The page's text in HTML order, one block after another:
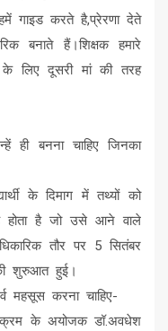
गाइड करते है,प्रेरणा देते
बनाते हैं।शिक्षक हमारे
के लिए दूसरी मां की तरह
ही बनना चाहिए जिनका
के दिमाग में तथ्यों को
होता है जो उसे आने वाले
तौर पर 5 सितंबर
शुरुआत हुई।
महसूस करना चाहिए-
के अयोजक डॉ.अवधेश